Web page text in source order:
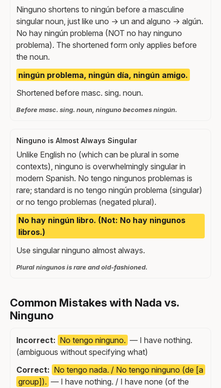
Ninguno shortens to ningún before a masculine
singular noun, just like uno → un and alguno → algún.
No hay ningún problema (NOT no hay ninguno
problema). The shortened form only applies before
the noun.
ningún problema, ningún día, ningún amigo.
Shortened before masc. sing. noun.
Before masc. sing. noun, ninguno becomes ningún.
Ninguno is Almost Always Singular
Unlike English no (which can be plural in some
contexts), ninguno is overwhelmingly singular in
modern Spanish. No tengo ningunos problemas is
rare; standard is no tengo ningún problema (singular)
or no tengo problemas (negated plural).
No hay ningún libro. (Not: No hay ningunos
libros.)
Use singular ninguno almost always.
Plural ningunos is rare and old-fashioned.
Common Mistakes with Nada vs.
Ninguno
Incorrect: No tengo ninguno. — I have nothing.
(ambiguous without specifying what)
Correct: No tengo nada. / No tengo ninguno (de [a
group]). — I have nothing. / I have none (of the